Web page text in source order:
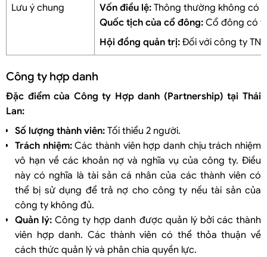
Lưu ý chung Vốn điều lệ: Thông thường không có
Quốc tịch của cổ đông: Cổ đông có
Hội đồng quản trị: Đối với công ty
Công ty hợp danh
Đặc điểm của Công ty Hợp danh (Partnership) tại Thái
Lan:
Số lượng thành viên: Tối thiểu 2 người.
Trách nhiệm:Các thành viên hợp danh chịu trách nhiệm
vô hạn về các khoản nợ và nghĩa vụ của công ty. Điều
này có nghĩa là tài sản cá nhân của các thành viên có
thể bị sử dụng để trả nợ cho công ty nếu tài sản của
công ty không đủ.
Quản lý: Công ty hợp danh được quản lý bởi các thành
viên hợp danh. Các thành viên có thể thỏa thuận về
cách thức quản lý và phân chia quyền lực.